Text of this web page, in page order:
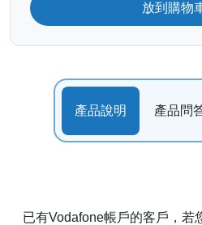
放到購物
產品說明 產品問
已有Vodafone帳戶的客戶，若